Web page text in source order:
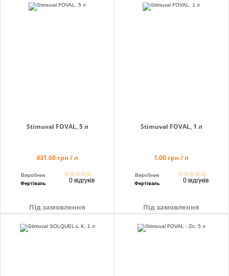
Stimuval FOVAL, 5 л
431.00 грн / л
Виробник
Фертіваль
☆☆☆☆☆
0 відгуків
Під замовлення
Stimuval FOVAL, 1 л
1.00 грн / л
Виробник
Фертіваль
☆☆☆☆☆
0 відгуків
Під замовлення